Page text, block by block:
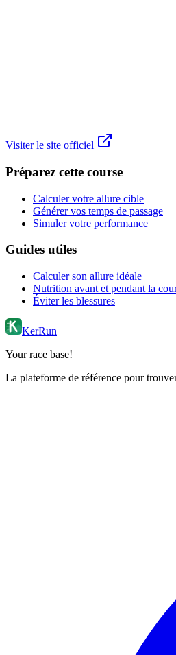
Visiter le site officiel
Préparez cette course
Calculer votre allure cible
Générer vos temps de passage
Simuler votre performance
Guides utiles
Calculer son allure idéale
Nutrition avant et pendant la
Éviter les blessures
KerRun
Your race base!
La plateforme de référence pour